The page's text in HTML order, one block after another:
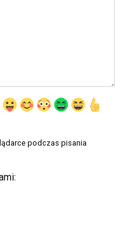
podczas pisania